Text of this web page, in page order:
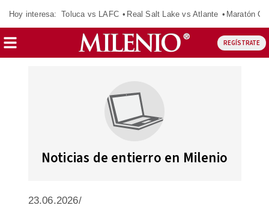
Hoy interesa: Toluca vs LAFC Real Salt Lake vs Atlante Maratón
REGÍSTRATE
Noticias de entierro en Milenio
23.06.2026/